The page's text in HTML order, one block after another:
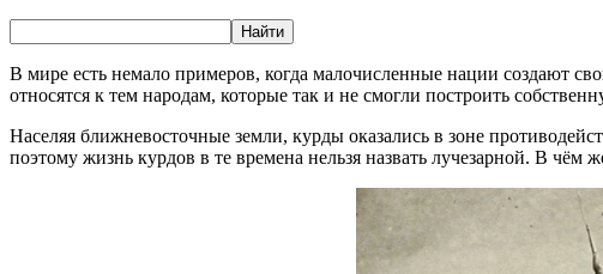
В мире есть немало примеров, когда малочисленные нации создают
относятся к тем народам, которые так и не смогли построить
Населяя ближневосточные земли, курды оказались в зоне
поэтому жизнь курдов в те времена нельзя назвать лучезарной. В чём